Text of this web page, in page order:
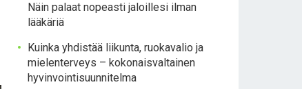
Näin palaat nopeasti jaloillesi ilman
lääkäriä
Kuinka yhdistää liikunta, ruokavalio ja
mielenterveys – kokonaisvaltainen
hyvinvointisuunnitelma